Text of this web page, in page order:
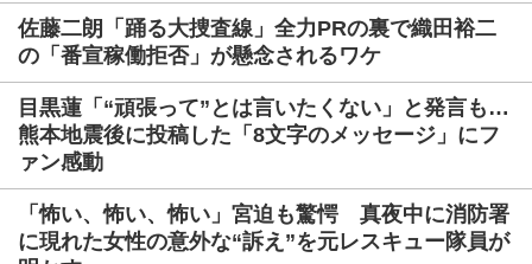
佐藤二朗「踊る大捜査線」全力PRの裏で織田裕二
の「番宣稼働拒否」が懸念されるワケ
目黒蓮「“頑張って”とは言いたくない」と発言も…
熊本地震後に投稿した「8文字のメッセージ」にフ
ァン感動
「怖い、怖い、怖い」宮迫も驚愕 真夜中に消防署
に現れた女性の意外な“訴え”を元レスキュー隊員が